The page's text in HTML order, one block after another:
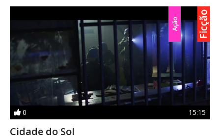
0 15:15
Cidade do Sol